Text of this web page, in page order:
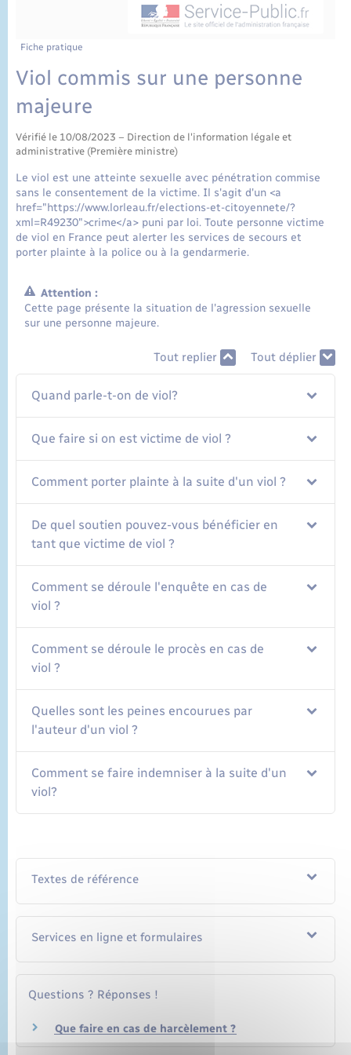
Fiche pratique
Viol commis sur une personne
majeure
Vérifié le 10/08/2023 – Direction de l'information légale et
administrative (Première ministre)
Le viol est une atteinte sexuelle avec pénétration commise
sans le consentement de la victime. Il s'agit d'un <a
href="https://www.lorleau.fr/elections-et-citoyennete/?
xml=R49230">crime</a> puni par loi. Toute personne victime
de viol en France peut alerter les services de secours et
porter plainte à la police ou à la gendarmerie.
Attention :
Cette page présente la situation de l'agression sexuelle
sur une personne majeure.
Tout replier Tout déplier
Quand parle-t-on de viol?
Que faire si on est victime de viol ?
Comment porter plainte à la suite d'un viol ?
De quel soutien pouvez-vous bénéficier en
tant que victime de viol ?
Comment se déroule l'enquête en cas de
viol ?
Comment se déroule le procès en cas de
viol ?
Quelles sont les peines encourues par
l'auteur d'un viol ?
Comment se faire indemniser à la suite d'un
viol?
Textes de référence
Services en ligne et formulaires
Questions ? Réponses !
Que faire en cas de harcèlement ?